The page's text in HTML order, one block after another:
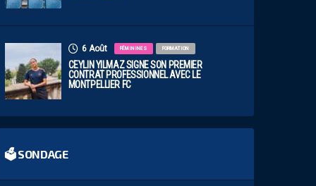
6 Août FÉMININES FORMATION
CEYLIN YILMAZ SIGNE SON PREMIER
CONTRAT PROFESSIONNEL AVEC LE
MONTPELLIER FC
🗳 SONDAGE